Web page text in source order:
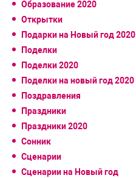
Образование 2020
Открытки
Подарки на Новый год 2020
Поделки
Поделки 2020
Поделки на новый год 2020
Поздравления
Праздники
Праздники 2020
Сонник
Сценарии
Сценарии на Новый год